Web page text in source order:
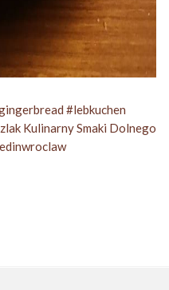
#lebkuchen
Kulinarny Smaki Dolnego